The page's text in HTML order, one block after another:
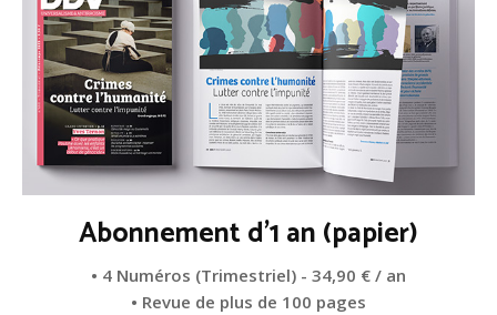
Abonnement d'1 an (papier)
• 4 Numéros (Trimestriel) - 34,90 € / an
• Revue de plus de 100 pages